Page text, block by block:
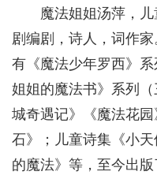
魔法姐姐汤萍，
剧编剧，诗人，词作
有《魔法少年罗西》
姐姐的魔法书》系列
城奇遇记》《魔法花
石》；儿童诗集《小
的魔法》等，至今出版